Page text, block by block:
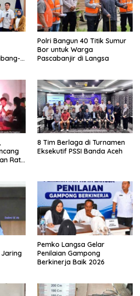
Polri Bangun 40 Titik Sumur
Bor untuk Warga
Pascabanjir di Langsa
Ratu
8 Tim Berlaga di Turnamen
Eksekutif PSSI Banda Aceh
Jaring
Pemko Langsa Gelar
Penilaian Gampong
Berkinerja Baik 2026